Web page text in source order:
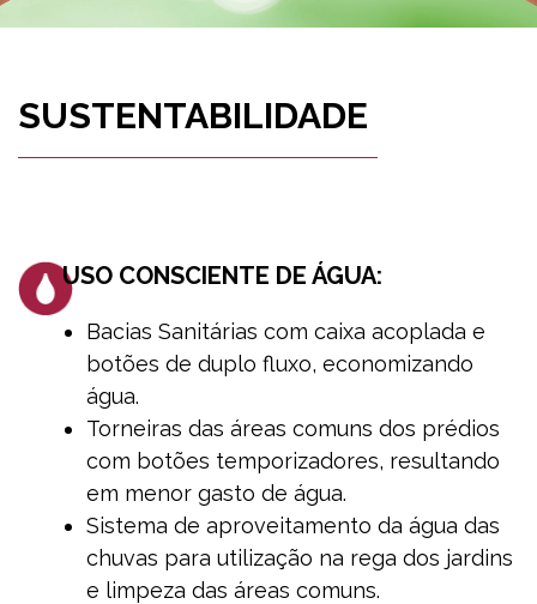
SUSTENTABILIDADE
USO CONSCIENTE DE ÁGUA:
Bacias Sanitárias com caixa acoplada e
botões de duplo fluxo, economizando
água.
Torneiras das áreas comuns dos prédios
com botões temporizadores, resultando
em menor gasto de água.
Sistema de aproveitamento da água das
chuvas para utilização na rega dos jardins
e limpeza das áreas comuns.